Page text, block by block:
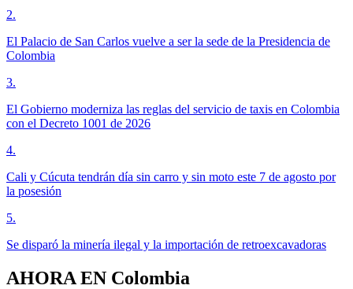
2.
El Palacio de San Carlos vuelve a ser la sede de la Presidencia de
Colombia
3.
El Gobierno moderniza las reglas del servicio de taxis en Colombia
con el Decreto 1001 de 2026
4.
Cali y Cúcuta tendrán día sin carro y sin moto este 7 de agosto por
la posesión
5.
Se disparó la minería ilegal y la importación de retroexcavadoras
AHORA EN Colombia